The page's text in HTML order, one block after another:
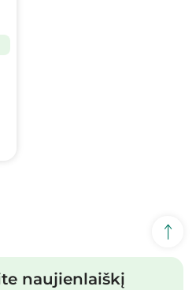
naujienlaiškį